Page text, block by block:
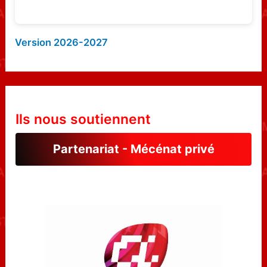
Version 2026-2027
Ils nous soutiennent
Partenariat - Mécénat privé